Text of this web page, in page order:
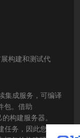
构建和测试代
集成服务，可编译
包。借助
构建服务器。
务，因此您的构